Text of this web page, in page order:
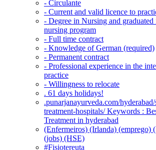
- Circulante
- Current and valid licence to
- Degree in Nursing and graduated
nursing program
- Full time contract
- Knowledge of German (required)
- Permanent contract
- Professional experience in the
practice
- Willingness to relocate
. 61 days holidays!
.punarjanayurveda.com/
treatment-hospitals/ Keywords :
Treatment in hyderabad
(Enfermeiros) (Irlanda) (emprego)
(jobs) (HSE)
#Fisiotereuta